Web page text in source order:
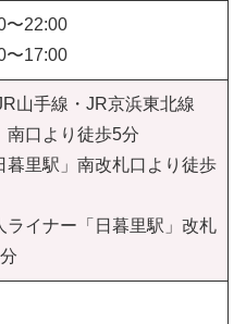
22:00
17:00
山手線・JR京浜東北線
南口より徒歩5分
暮里駅」南改札口より徒歩
ライナー「日暮里駅」改札